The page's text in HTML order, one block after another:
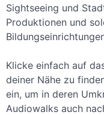
Sightseeing und
Produktionen und
Klicke einfach auf
deiner Nähe zu
ein, um in deren
Audiowalks auch